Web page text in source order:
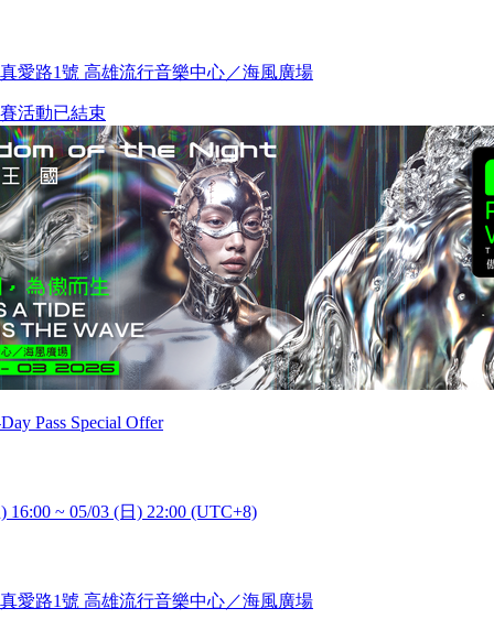
愛路1號 高雄流行音樂中心／海風廣場
活動已結束
Pass Special Offer
16:00 ~ 05/03 (日) 22:00 (UTC+8)
愛路1號 高雄流行音樂中心／海風廣場